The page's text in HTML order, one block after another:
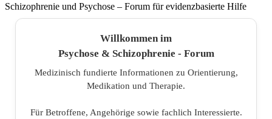
Schizophrenie und Psychose – Forum für evidenzbasierte Hilfe
Willkommen im
Psychose & Schizophrenie - Forum
Medizinisch fundierte Informationen zu Orientierung,
Medikation und Therapie.
Für Betroffene, Angehörige sowie fachlich Interessierte.